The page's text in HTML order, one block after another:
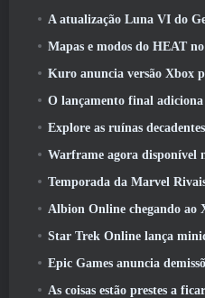
A atualização Luna VI do Genshin Impact nos leva àquele
Mapas e modos do HEAT
Kuro anuncia versão Xbox
O lançamento final adiciona um pouco de
Explore as ruínas decadentes do “Império
Warframe agora disponível no Nintendo Switch 2,
Temporada da Marvel
Albion Online chegando ao
Star Trek Online lança minidocumentário sobre as
Epic Games anuncia demissões de mais de 1000
As coisas estão prestes a ficar elétricas no